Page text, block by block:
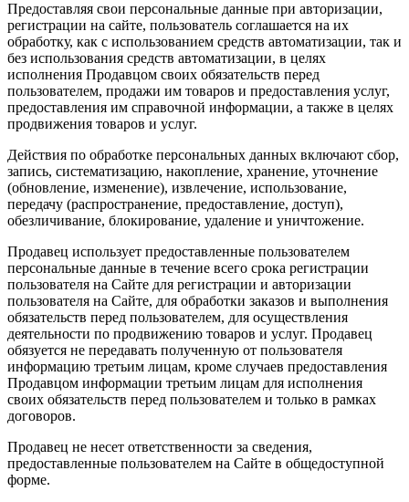
Предоставляя свои персональные данные при авторизации,
регистрации на сайте, пользователь соглашается на их
обработку, как с использованием средств автоматизации, так и
без использования средств автоматизации, в целях
исполнения Продавцом своих обязательств перед
пользователем, продажи им товаров и предоставления услуг,
предоставления им справочной информации, а также в целях
продвижения товаров и услуг.
Действия по обработке персональных данных включают сбор,
запись, систематизацию, накопление, хранение, уточнение
(обновление, изменение), извлечение, использование,
передачу (распространение, предоставление, доступ),
обезличивание, блокирование, удаление и уничтожение.
Продавец использует предоставленные пользователем
персональные данные в течение всего срока регистрации
пользователя на Сайте для регистрации и авторизации
пользователя на Сайте, для обработки заказов и выполнения
обязательств перед пользователем, для осуществления
деятельности по продвижению товаров и услуг. Продавец
обязуется не передавать полученную от пользователя
информацию третьим лицам, кроме случаев предоставления
Продавцом информации третьим лицам для исполнения
своих обязательств перед пользователем и только в рамках
договоров.
Продавец не несет ответственности за сведения,
предоставленные пользователем на Сайте в общедоступной
форме.